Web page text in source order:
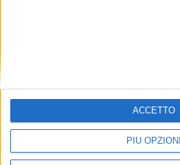
PIÙ OPZIONI
ACCETTO